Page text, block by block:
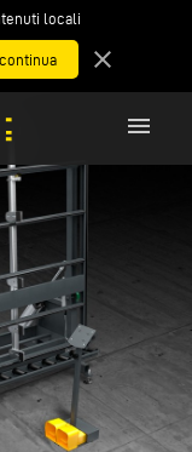
locali
close
menu